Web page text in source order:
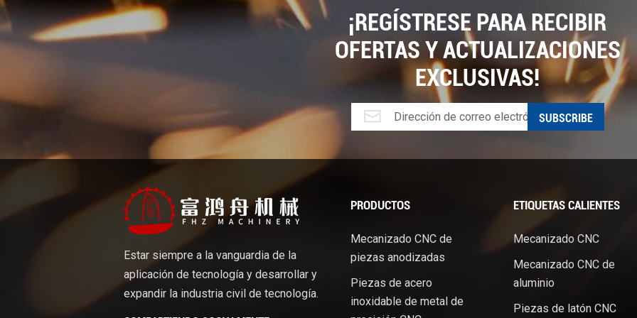
¡REGÍSTRESE PARA RECIBIR
OFERTAS Y ACTUALIZACIONES
EXCLUSIVAS!
Estar siempre a la vanguardia de la
aplicación de tecnología y desarrollar y
expandir la industria civil de tecnología.
PRODUCTOS
Mecanizado CNC de
piezas anodizadas
Piezas de acero
inoxidable de metal de
ETIQUETAS CALIENTES
Mecanizado CNC
Mecanizado CNC de
aluminio
Piezas de latón CNC